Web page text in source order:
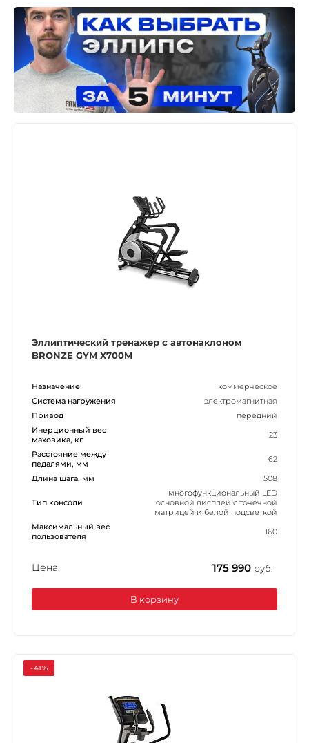
Эллиптический тренажер с автонаклоном
BRONZE GYM X700M
Назначение
коммерческое
Система нагружения
электромагнитная
Привод
передний
Инерционный вес
маховика, кг
23
Расстояние между
педалями, мм
62
Длина шага, мм
508
Тип консоли
многофункциональный LЕD
основной дисплей с точечной
матрицей и белой подсветкой
Максимальный вес
пользователя
160
Цена: 175 990 руб.
В корзину
-41%